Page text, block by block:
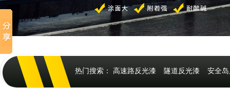
热门搜索： 高速路反光漆 隧道反光漆 安全